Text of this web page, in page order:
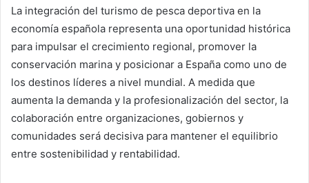
La integración del turismo de pesca deportiva en la
economía española representa una oportunidad histórica
para impulsar el crecimiento regional, promover la
conservación marina y posicionar a España como uno de
los destinos líderes a nivel mundial. A medida que
aumenta la demanda y la profesionalización del sector, la
colaboración entre organizaciones, gobiernos y
comunidades será decisiva para mantener el equilibrio
entre sostenibilidad y rentabilidad.